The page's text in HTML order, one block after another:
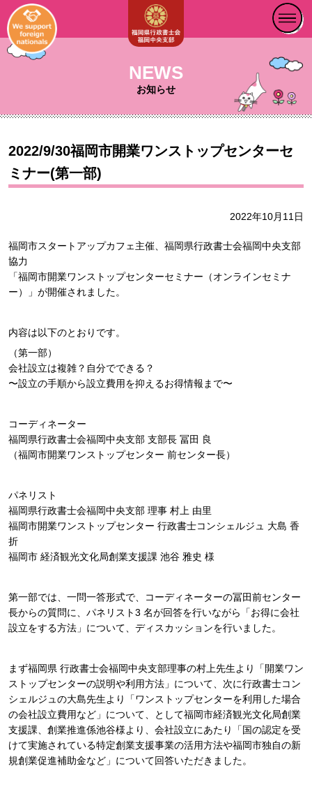
NEWS
お知らせ
2022/9/30福岡市開業ワンストップセンターセ
ミナー(第一部)
2022年10月11日
福岡市スタートアップカフェ主催、福岡県⾏政書⼠会福岡中央⽀部
協⼒
「福岡市開業ワンストップセンターセミナー（オンラインセミナ
ー）」が開催されました。
内容は以下のとおりです。
（第⼀部）
会社設⽴は複雑？⾃分でできる？
〜設⽴の⼿順から設⽴費⽤を抑えるお得情報まで〜
コーディネーター
福岡県⾏政書⼠会福岡中央⽀部 ⽀部⻑ 冨⽥ 良
（福岡市開業ワンストップセンター 前センター⻑）
パネリスト
福岡県⾏政書⼠会福岡中央⽀部 理事 村上 由⾥
福岡市開業ワンストップセンター ⾏政書⼠コンシェルジュ ⼤島 ⾹
折
福岡市 経済観光⽂化局創業⽀援課 池⾕ 雅史 様
第⼀部では、⼀問⼀答形式で、コーディネーターの冨⽥前センター
⻑からの質問に、パネリスト3 名が回答を⾏いながら「お得に会社
設⽴をする⽅法」について、ディスカッションを⾏いました。
まず福岡県 ⾏政書⼠会福岡中央⽀部理事の村上先⽣より「開業ワン
ストップセンターの説明や利⽤⽅法」について、次に⾏政書⼠コン
シェルジュの⼤島先⽣より「ワンストップセンターを利⽤した場合
の会社設⽴費⽤など」について、として福岡市経済観光⽂化局創業
⽀援課、創業推進係池⾕様より、会社設⽴にあたり「国の認定を受
けて実施されている特定創業⽀援事業の活⽤⽅法や福岡市独⾃の新
規創業促進補助⾦など」について回答いただきました。